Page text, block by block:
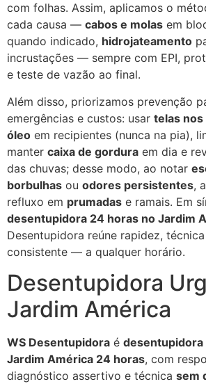
com folhas. Assim, aplicamos o
cada causa — cabos e molas em
quando indicado, hidrojateamento
incrustações — sempre com EPI,
e teste de vazão ao final.
Além disso, priorizamos prevenção
emergências e custos: usar telas nos
óleo em recipientes (nunca na pia),
manter caixa de gordura em dia e
das chuvas; desse modo, ao notar
borbulhas ou odores persistentes,
refluxo em prumadas e ramais. Em
desentupidora 24 horas no Jardim
Desentupidora reúne rapidez,
consistente — a qualquer horário.
Desentupidora
Jardim América
WS Desentupidora é
Jardim América 24 horas, com
diagnóstico assertivo e técnica sem